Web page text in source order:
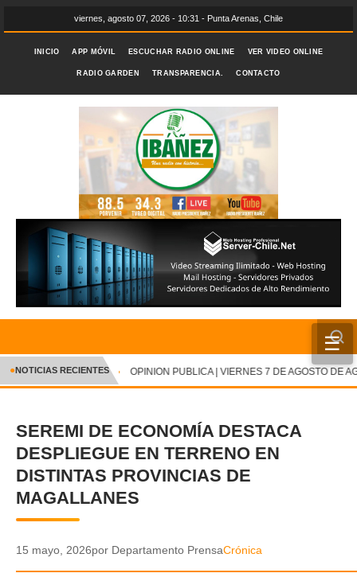
viernes, agosto 07, 2026 - 10:31 - Punta Arenas, Chile
INICIO APP MÓVIL ESCUCHAR RADIO ONLINE VER VIDEO ONLINE
RADIO GARDEN TRANSPARENCIA. CONTACTO
☰
INICIO
CRÓNICA
DEPORTES
ENTRETENIMIENTO Y CULTURA
POLICIAL
✕
●NOTICIAS RECIENTES OPINION PUBLICA | VIERNES 7 DE AGOSTO DE
SEREMI DE ECONOMÍA DESTACA
DESPLIEGUE EN TERRENO EN
DISTINTAS PROVINCIAS DE
MAGALLANES
15 mayo, 2026por Departamento PrensaCrónica